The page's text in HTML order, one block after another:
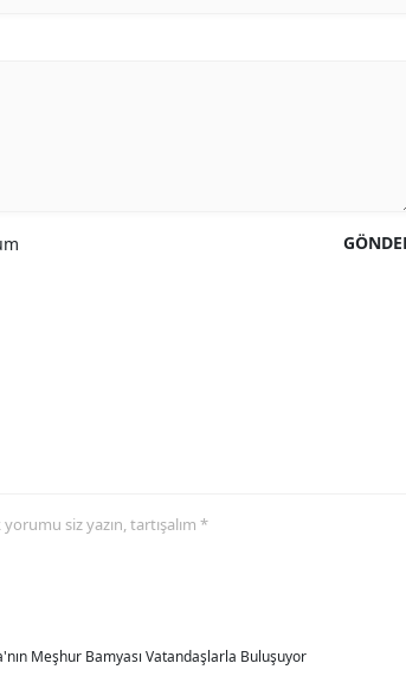
siz yazın, tartışalım *
Meşhur Bamyası Vatandaşlarla Buluşuyor